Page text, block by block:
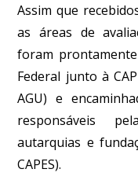
Assim que
as áreas de
foram
Federal junto à
AGU) e
responsáveis
autarquias e
CAPES).